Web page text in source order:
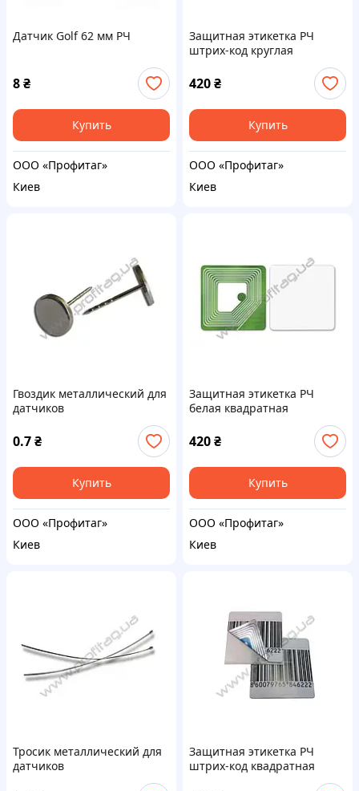
Датчик Golf 62 мм РЧ
8₴
Купить
ООО «Профитаг»
Киев
Защитная этикетка РЧ
штрих-код круглая
420₴
Купить
ООО «Профитаг»
Киев
Гвоздик металлический для
датчиков
0.7₴
Купить
ООО «Профитаг»
Киев
Защитная этикетка РЧ
белая квадратная
420₴
Купить
ООО «Профитаг»
Киев
Тросик металлический для
датчиков
Защитная этикетка РЧ
штрих-код квадратная